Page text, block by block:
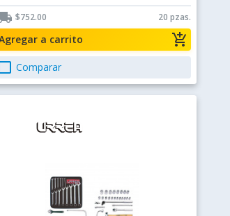
$752.00 20 pzas.
add_shopping_cart
Agregar a carrito
Comparar